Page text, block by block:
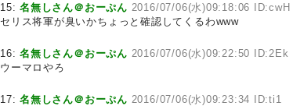
15:名無しさん＠おーぷん 2016/07/06(水)09:18:06 ID:cwH
セリス将軍が臭いかちょっと確認してくるわwww
16:名無しさん＠おーぷん 2016/07/06(水)09:22:50 ID:2Ek
ウーマロやろ
17:名無しさん＠おーぷん 2016/07/06(水)09:23:34 ID:ti1